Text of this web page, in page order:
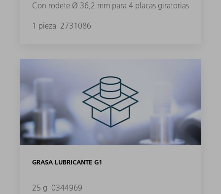
Con rodete Ø 36,2 mm para 4 placas giratorias
1 pieza 2731086
GRASA LUBRICANTE G1
25 g 0344969